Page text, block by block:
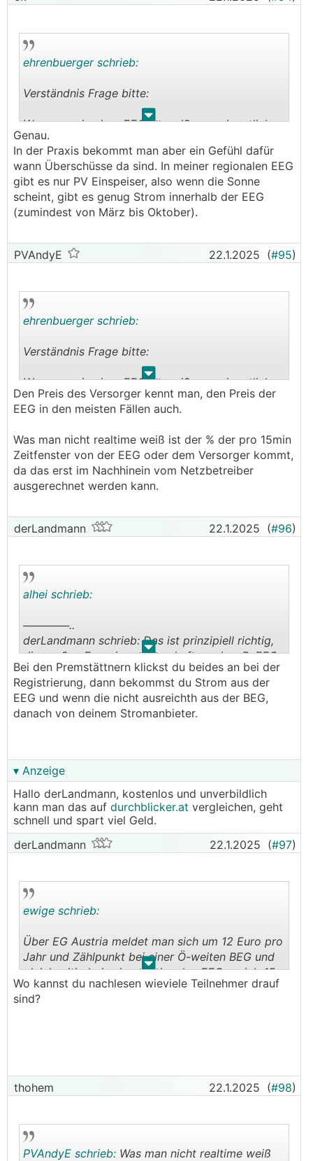
. .
ehrenbuerger schrieb:
Verständnis Frage bitte:
Wenn man in einer EEG ist weiß man eigentlich
garnicht mehr im vorhinein welchen Preis man
bezahlt, um z.B. sein eAuto zu laden. Ok, den
max. Preis seines Versorgers weiß man, aber
könnte auch günstiger sein, sofern woanders
Überschuss vorhanden ist.
Genau.
In der Praxis bekommt man aber ein Gefühl dafür
wann Überschüsse da sind. In meiner regionalen EEG
gibt es nur PV Einspeiser, also wenn die Sonne
scheint, gibt es genug Strom innerhalb der EEG
(zumindest von März bis Oktober).
PVAndyE 22.1.2025 (#95)
. .
ehrenbuerger schrieb:
Verständnis Frage bitte:
Wenn man in einer EEG ist weiß man eigentlich
garnicht mehr im vorhinein welchen Preis man
bezahlt, um z.B. sein eAuto zu laden. Ok, den
könnte auch günstiger sein, sofern woanders
Überschuss vorhanden ist.
Hab ich das so richtig verstanden?
Den Preis des Versorger kennt man, den Preis der
EEG in den meisten Fällen auch.
Was man nicht realtime weiß ist der % der pro 15min
Zeitfenster von der EEG oder dem Versorger kommt,
da das erst im Nachhinein vom Netzbetreiber
ausgerechnet werden kann.
derLandmann 22.1.2025 (#96)
. .
alhei schrieb:
──────..
derLandmann schrieb: Das ist prinzipiell richtig,
die großen Energiegemeinschaften wie z.B. EEG-
Prämstetten haben aber zu jedem Umspannwerk
wo genügend Teilnehmer vorhanden sind (glaub
15 war die Grenze) Zweigvereine gegründet und
somit kommst du dann in den Vorteil der
Grundsätzliche Frage dazu:
machen die das "verschachtelt", d.h. man ist in
der regionalen EEG und in der BEG gleichzeitig?
Oder geht dann nur eines von beiden?
Wenn beide: läuft das dann über den
Teilnahmefaktor? Muss ja wohl so sein, oder?
Bei den Premstättnern klickst du beides an bei der
Registrierung, dann bekommst du Strom aus der
EEG und wenn die nicht ausreichth aus der BEG,
danach von deinem Stromanbieter.
▾ Anzeige
Hallo derLandmann, kostenlos und unverbildlich
kann man das auf durchblicker.at vergleichen, geht
schnell und spart viel Geld.
derLandmann
22.1.2025 (#97)
. .
ewige schrieb:
Über EG Austria meldet man sich um 12 Euro pro
Jahr und Zählpunkt bei einer Ö-weiten BEG und
gleichzeitig bei seiner regionalen EEG an (ab 15
ZP pro Umspannwerk). EEG Premstätten ist zB
auch dabei. In der BEG bin ich schon länger, in
- von 30 auf 400 Teilnehmer🤩
Wo kannst du nachlesen wieviele Teilnehmer drauf
sind?
thohem 22.1.2025 (#98)
PVAndyE schrieb: Was man nicht realtime weiß